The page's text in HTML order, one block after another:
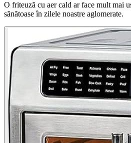
O friteuză cu aer cald ar face mult mai
sănătoase în zilele noastre aglomerate.